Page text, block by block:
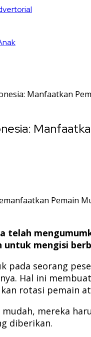
Manfaatkan
mengisi
pada seorang
Hal ini
rotasi pemain
mereka
diberikan.